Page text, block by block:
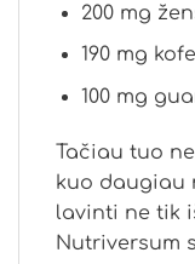
200 mg
190 mg
100 mg
Tačiau tuo
kuo daugiau
lavinti ne tik
Nutriversum